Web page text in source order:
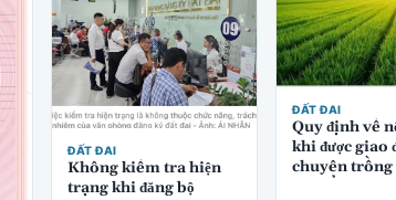
ĐẤT ĐAI
Không kiểm tra hiện
trạng khi đăng bộ
ĐẤT ĐAI
Quy định về
khi được giao
chuyên trồng